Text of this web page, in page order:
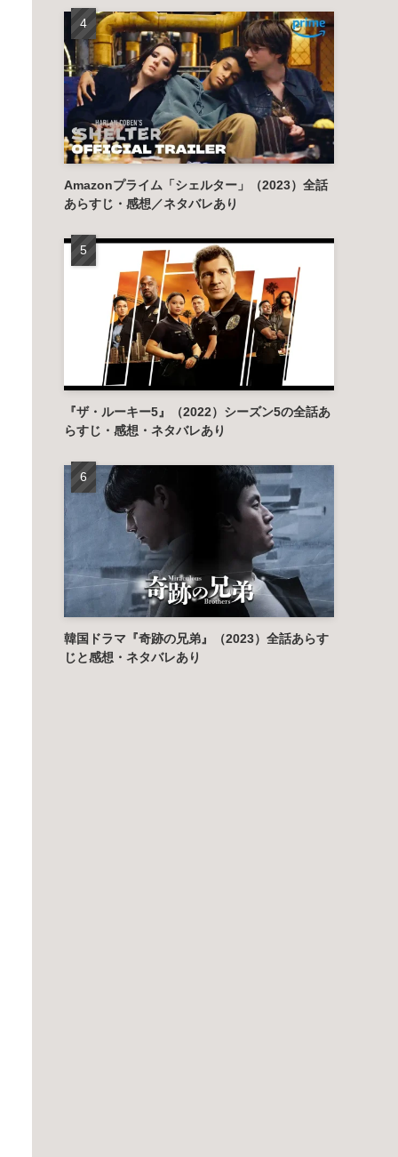
Amazonプライム「シェルター」（2023）全話
あらすじ・感想／ネタバレあり
『ザ・ルーキー5』（2022）シーズン5の全話あ
らすじ・感想・ネタバレあり
韓国ドラマ『奇跡の兄弟』（2023）全話あらす
じと感想・ネタバレあり